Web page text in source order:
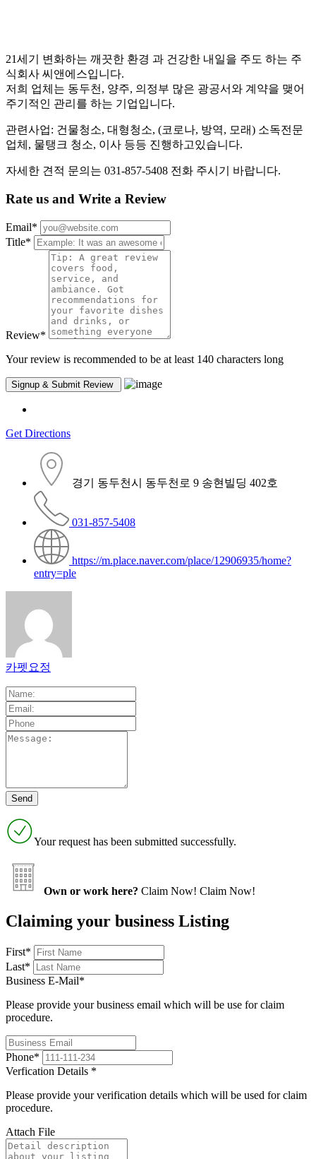
21세기 변화하는 깨끗한 환경 과 건강한 내일을 주도 하는 주
식회사 씨앤에스입니다.
저희 업체는 동두천, 양주, 의정부 많은 광공서와 계약을 맺어
주기적인 관리를 하는 기업입니다.
관련사업: 건물청소, 대형청소, (코로나, 방역, 모래) 소독전문
업체, 물탱크 청소, 이사 등등 진행하고있습니다.
자세한 견적 문의는 031-857-5408 전화 주시기 바랍니다.
Rate us and Write a Review
Email*
Title*
Review*
Your review is recommended to be at least 140 characters long
Get Directions
경기 동두천시 동두천로 9 송현빌딩 402호
031-857-5408
https://m.place.naver.com/place/12906935/home?
entry=ple
카펫요정
Your request has been submitted successfully.
Own or work here? Claim Now! Claim Now!
Claiming your business Listing
First*
Last*
Business E-Mail*
Please provide your business email which will be use for claim
procedure.
Phone*
Verfication Details *
Please provide your verification details which will be used for claim
procedure.
Attach File